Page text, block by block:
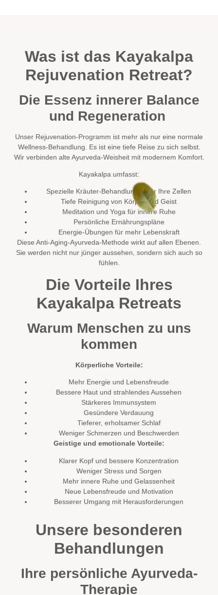
Was ist das Kayakalpa
Rejuvenation Retreat?
Die Essenz innerer Balance
und Regeneration
Unser Rejuvenation-Programm ist mehr als nur eine normale
Wellness-Behandlung. Es ist eine tiefe Reise zu sich selbst.
Wir verbinden alte Ayurveda-Weisheit mit modernem Komfort.
Kayakalpa umfasst:
Spezielle Kräuter-Behandlungen für Ihre Zellen
Tiefe Reinigung von Körper und Geist
Meditation und Yoga für innere Ruhe
Persönliche Ernährungspläne
Energie-Übungen für mehr Lebenskraft
Diese Anti-Aging-Ayurveda-Methode wirkt auf allen Ebenen.
Sie werden nicht nur jünger aussehen, sondern sich auch so
fühlen.
Die Vorteile Ihres
Kayakalpa Retreats
Warum Menschen zu uns
kommen
Körperliche Vorteile:
Mehr Energie und Lebensfreude
Bessere Haut und strahlendes Aussehen
Stärkeres Immunsystem
Gesündere Verdauung
Tieferer, erholsamer Schlaf
Weniger Schmerzen und Beschwerden
Geistige und emotionale Vorteile:
Klarer Kopf und bessere Konzentration
Weniger Stress und Sorgen
Mehr innere Ruhe und Gelassenheit
Neue Lebensfreude und Motivation
Besserer Umgang mit Herausforderungen
Unsere besonderen
Behandlungen
Ihre persönliche Ayurveda-
Therapie